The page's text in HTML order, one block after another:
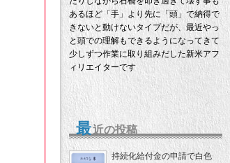
あるほど「手」より先に「頭」で納得で
きないと動けないタイプだが、最近やっ
と頭での理解もできるようになってきて
少しずつ作業に取り組みだした新米アフ
ィリエイターです
最近の投稿
持続化給付金の申請で白色